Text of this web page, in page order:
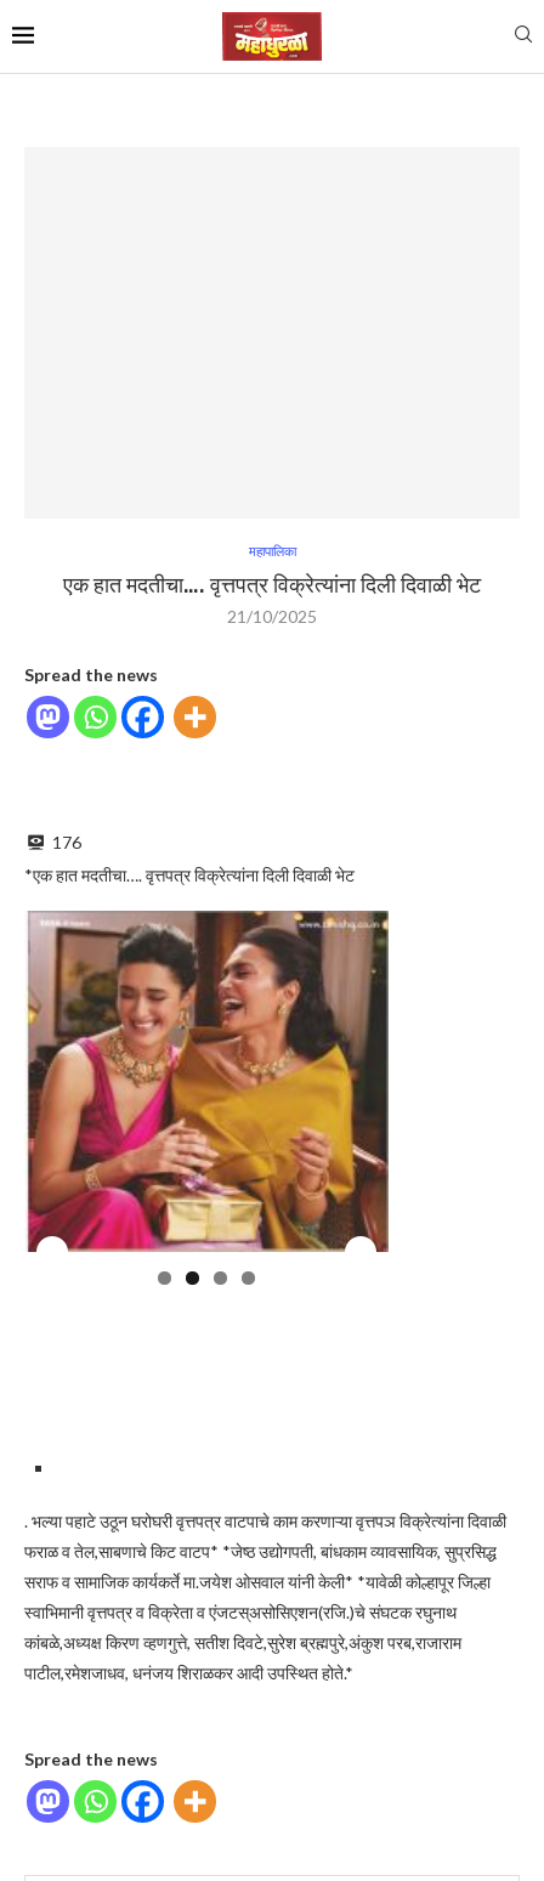
महापालिका
एक हात मदतीचा…. वृत्तपत्र विक्रेत्यांना दिली दिवाळी भेट
21/10/2025
Spread the news
176
*एक हात मदतीचा…. वृत्तपत्र विक्रेत्यांना दिली दिवाळी भेट
. भल्या पहाटे उठून घरोघरी वृत्तपत्र वाटपाचे काम करणाऱ्या वृत्तपञ विक्रेत्यांना दिवाळी
फराळ व तेल,साबणाचे किट वाटप* *जेष्ठ उद्योगपती, बांधकाम व्यावसायिक, सुप्रसिद्ध
सराफ व सामाजिक कार्यकर्ते मा.जयेश ओसवाल यांनी केली* *यावेळी कोल्हापूर जिल्हा
स्वाभिमानी वृत्तपत्र व विक्रेता व एंजटस्असोसिएशन(रजि.)चे संघटक रघुनाथ
कांबळे,अध्यक्ष किरण व्हणगुत्ते, सतीश दिवटे,सुरेश ब्रह्मपुरे,अंकुश परब,राजाराम
पाटील,रमेशजाधव, धनंजय शिराळकर आदी उपस्थित होते.*
Spread the news